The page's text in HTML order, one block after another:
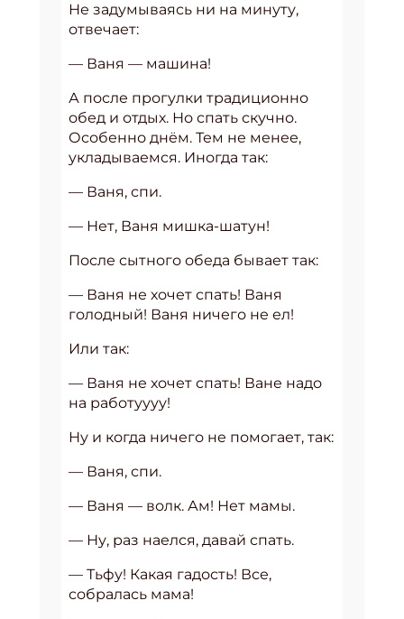
Не задумываясь ни на минуту,
отвечает:
— Ваня — машина!
А после прогулки традиционно
обед и отдых. Но спать скучно.
Особенно днём. Тем не менее,
укладываемся. Иногда так:
— Ваня, спи.
— Нет, Ваня мишка-шатун!
После сытного обеда бывает так:
— Ваня не хочет спать! Ваня
голодный! Ваня ничего не ел!
Или так:
— Ваня не хочет спать! Ване надо
на работуууу!
Ну и когда ничего не помогает, так:
— Ваня, спи.
— Ваня — волк. Ам! Нет мамы.
— Ну, раз наелся, давай спать.
— Тьфу! Какая гадость! Все,
собралась мама!